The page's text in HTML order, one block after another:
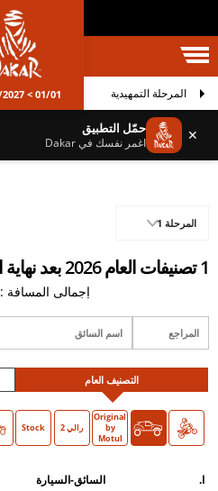
داكار
01/01 > 01/15/2027 المرحلة التمهيدية
✕ حمّل التطبيق
اغمر نفسك في Dakar
1 تصنيفات العام 2026 بعد نهاية المرحلة
إجمالي المسافة :
المرحلة 1
التصنيف العام
دراجة سيارات
Original
by
Motul
O > رالي 2 Stock
ا. السائق-السيارة